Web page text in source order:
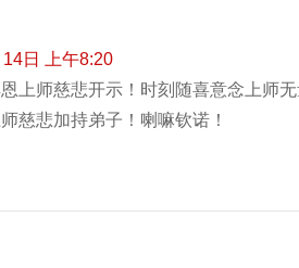
日 上午8:20
上师慈悲开示！时刻随喜意念上师
慈悲加持弟子！喇嘛钦诺！